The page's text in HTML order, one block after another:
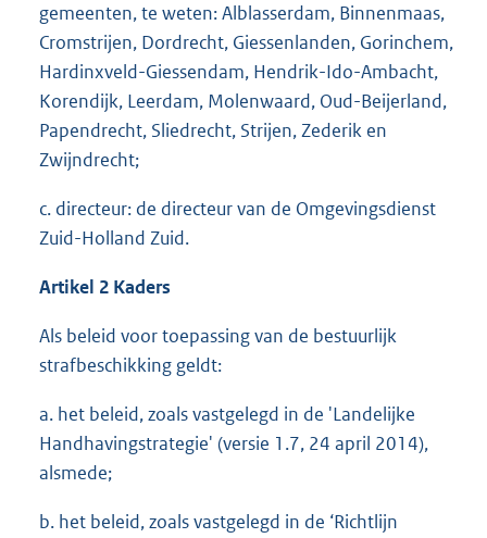
gemeenten, te weten: Alblasserdam, Binnenmaas,
Cromstrijen, Dordrecht, Giessenlanden, Gorinchem,
Hardinxveld-Giessendam, Hendrik-Ido-Ambacht,
Korendijk, Leerdam, Molenwaard, Oud-Beijerland,
Papendrecht, Sliedrecht, Strijen, Zederik en
Zwijndrecht;
c. directeur: de directeur van de Omgevingsdienst
Zuid-Holland Zuid.
Artikel 2 Kaders
Als beleid voor toepassing van de bestuurlijk
strafbeschikking geldt:
a. het beleid, zoals vastgelegd in de 'Landelijke
Handhavingstrategie' (versie 1.7, 24 april 2014),
alsmede;
b. het beleid, zoals vastgelegd in de ‘Richtlijn